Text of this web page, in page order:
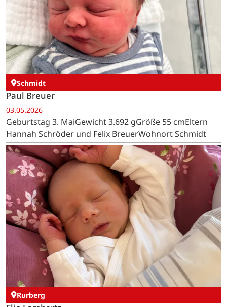
Schmidt
Paul Breuer
03.05.2026
Geburtstag 3. MaiGewicht 3.692 gGröße 55 cmEltern
Hannah Schröder und Felix BreuerWohnort Schmidt
Rurberg